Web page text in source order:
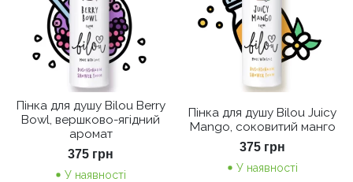
Пінка для душу Bilou Berry
Bowl, вершково-ягідний
аромат
375 грн
У наявності
Пінка для душу Bilou Juicy
Mango, соковитий манго
375 грн
У наявності